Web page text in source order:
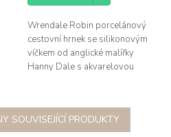
Wrendale Robin porcelánový
cestovní hrnek se silikonovým
víčkem od anglické malířky
Hanny Dale s akvarelovou
SOUVISEJÍCÍ PRODUKTY